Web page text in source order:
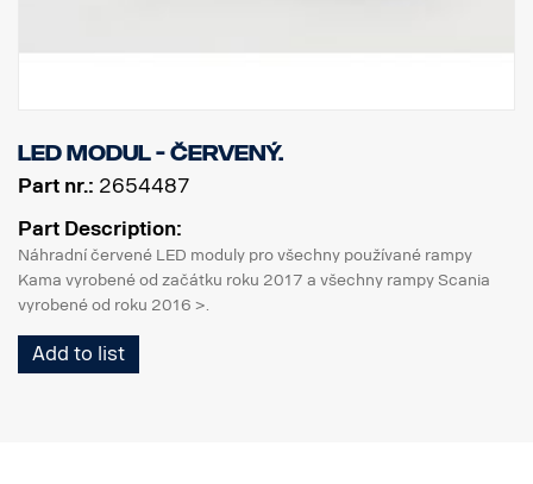
LED modul - červený.
Part nr.: 2654487
Part Description:
Náhradní červené LED moduly pro všechny používané rampy
Kama vyrobené od začátku roku 2017 a všechny rampy Scania
vyrobené od roku 2016 >.
Add to list